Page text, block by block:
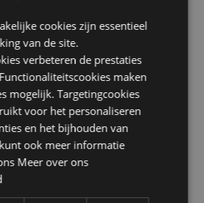
over kopen bij Puckator?
klanten informatie gids.
4cm Breedte 4cm Diepte 3cm
288
cookies zijn essentieel
van de site.
verbeteren de prestaties
maken
mogelijk. Targetingcookies
voor het personaliseren
en het bijhouden van
ook meer informatie
Meer over ons